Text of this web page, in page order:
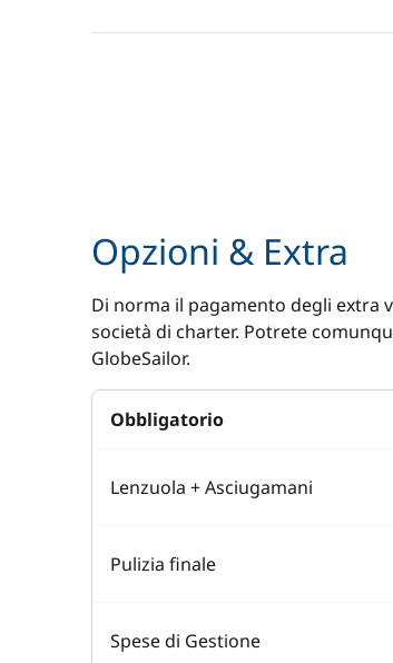
Opzioni & Extra
Di norma il pagamento degli extra
società di charter. Potrete
GlobeSailor.
Obbligatorio
Lenzuola + Asciugamani
Pulizia finale
Spese di Gestione